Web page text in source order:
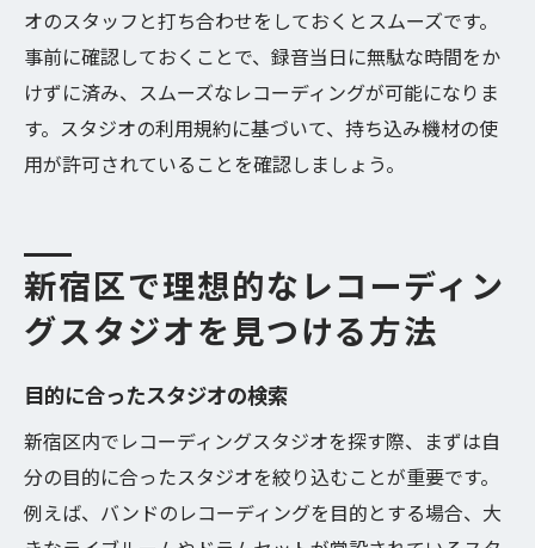
オのスタッフと打ち合わせをしておくとスムーズです。
事前に確認しておくことで、録音当日に無駄な時間をか
けずに済み、スムーズなレコーディングが可能になりま
す。スタジオの利用規約に基づいて、持ち込み機材の使
用が許可されていることを確認しましょう。
新宿区で理想的なレコーディン
グスタジオを見つける方法
目的に合ったスタジオの検索
新宿区内でレコーディングスタジオを探す際、まずは自
分の目的に合ったスタジオを絞り込むことが重要です。
例えば、バンドのレコーディングを目的とする場合、大